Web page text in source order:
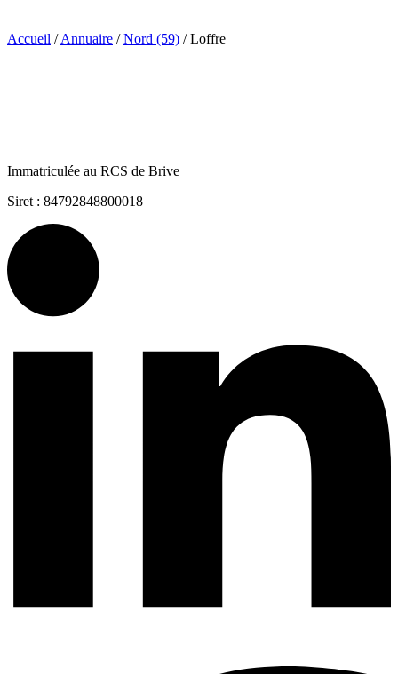
Accueil / Annuaire / Nord (59) / Loffre
Immatriculée au RCS de Brive
Siret : 84792848800018